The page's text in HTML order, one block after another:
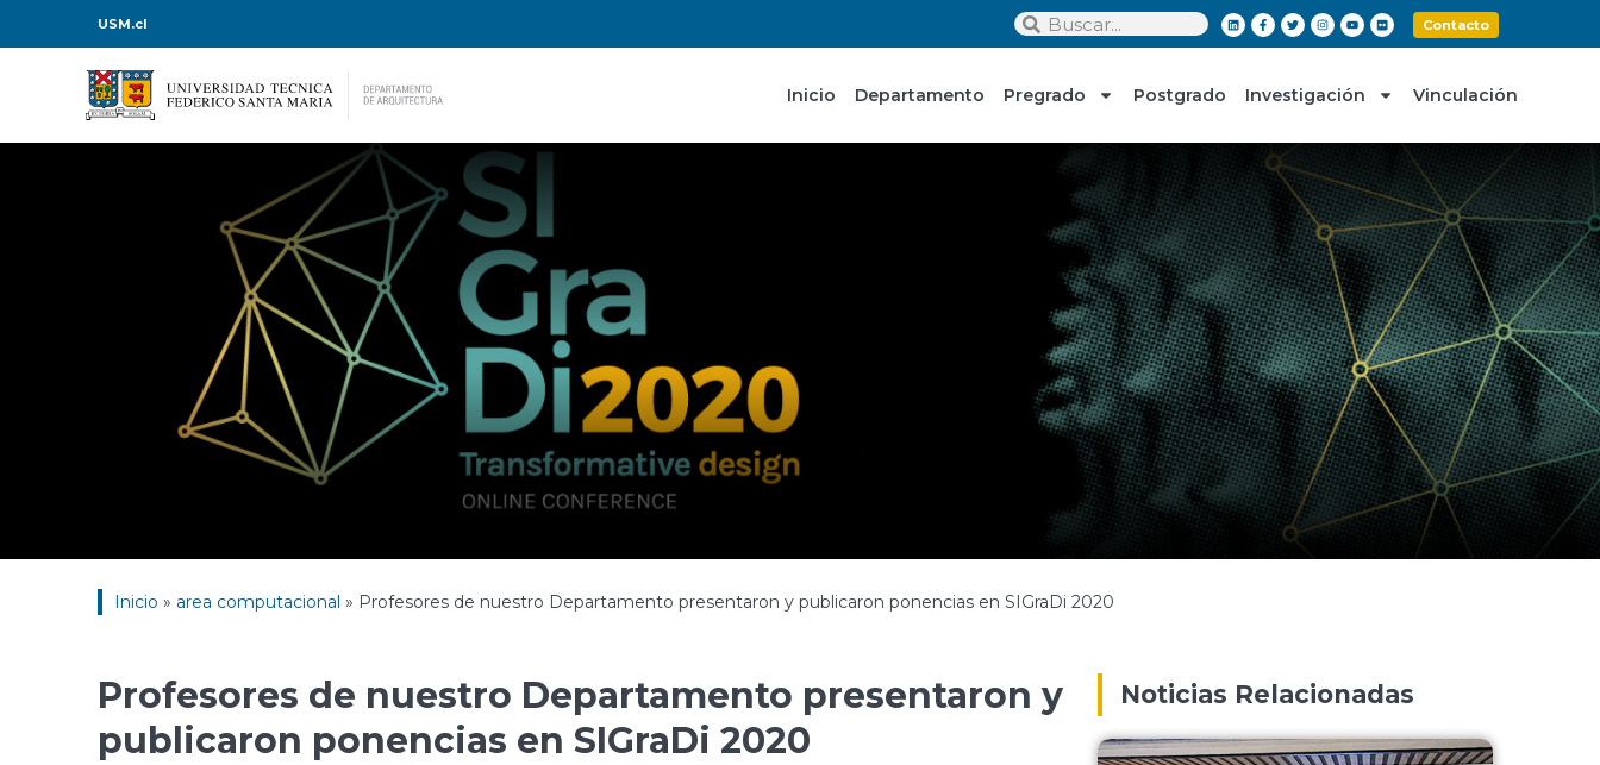
USM.cl Contacto
Inicio Departamento Pregrado Postgrado Investigación Vinculación
Inicio » area computacional » Profesores de nuestro Departamento presentaron y publicaron ponencias en SIGraDi 2020
Profesores de nuestro Departamento presentaron y
publicaron ponencias en SIGraDi 2020
Noticias Relacionadas